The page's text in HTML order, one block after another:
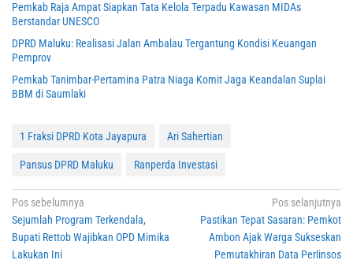
Pemkab Raja Ampat Siapkan Tata Kelola Terpadu Kawasan MIDAs
Berstandar UNESCO
DPRD Maluku: Realisasi Jalan Ambalau Tergantung Kondisi Keuangan
Pemprov
Pemkab Tanimbar-Pertamina Patra Niaga Komit Jaga Keandalan Suplai
BBM di Saumlaki
1 Fraksi DPRD Kota Jayapura Ari Sahertian
Pansus DPRD Maluku Ranperda Investasi
Navigasi
pos
Pos sebelumnya
Sejumlah Program Terkendala,
Bupati Rettob Wajibkan OPD Mimika
Lakukan Ini
Pos selanjutnya
Pastikan Tepat Sasaran: Pemkot
Ambon Ajak Warga Sukseskan
Pemutakhiran Data Perlinsos